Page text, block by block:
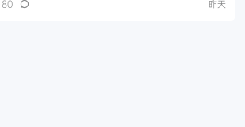
80 昨天